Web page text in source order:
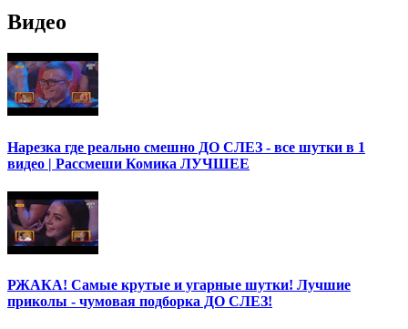
Видео
Нарезка где реально смешно ДО СЛЕЗ - все шутки в 1
видео | Рассмеши Комика ЛУЧШЕЕ
РЖАКА! Самые крутые и угарные шутки! Лучшие
приколы - чумовая подборка ДО СЛЕЗ!